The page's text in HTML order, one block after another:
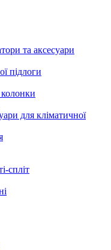
та аксесуари
підлоги
для кліматичної
спліт